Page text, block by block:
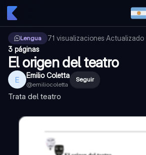
Lengua 71 visualizaciones·Actualizado
3 páginas
El origen del teatro
E Emilio Coletta
@emiliocoletta
Seguir
Trata del teatro